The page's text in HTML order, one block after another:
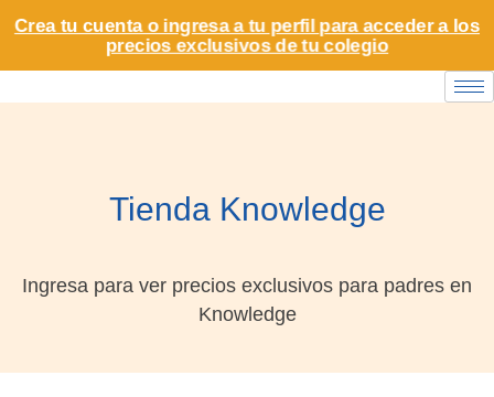
Crea tu cuenta o ingresa a tu perfil para acceder a los
precios exclusivos de tu colegio
Tienda Knowledge
Ingresa para ver precios exclusivos para padres en
Knowledge